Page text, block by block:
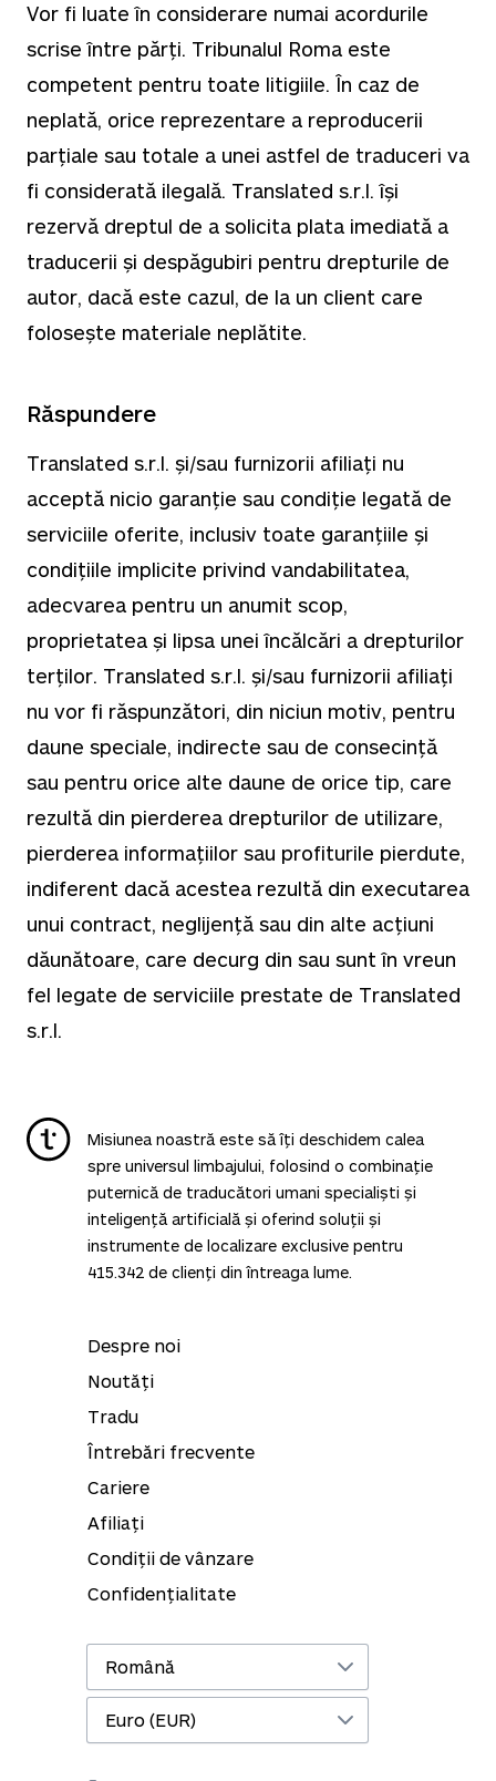
Vor fi luate în considerare numai acordurile
scrise între părți. Tribunalul Roma este
competent pentru toate litigiile. În caz de
neplată, orice reprezentare a reproducerii
parțiale sau totale a unei astfel de traduceri va
fi considerată ilegală. Translated s.r.l. își
rezervă dreptul de a solicita plata imediată a
traducerii și despăgubiri pentru drepturile de
autor, dacă este cazul, de la un client care
folosește materiale neplătite.
Răspundere
Translated s.r.l. și/sau furnizorii afiliați nu
acceptă nicio garanție sau condiție legată de
serviciile oferite, inclusiv toate garanțiile și
condițiile implicite privind vandabilitatea,
adecvarea pentru un anumit scop,
proprietatea și lipsa unei încălcări a drepturilor
terților. Translated s.r.l. și/sau furnizorii afiliați
nu vor fi răspunzători, din niciun motiv, pentru
daune speciale, indirecte sau de consecință
sau pentru orice alte daune de orice tip, care
rezultă din pierderea drepturilor de utilizare,
pierderea informațiilor sau profiturile pierdute,
indiferent dacă acestea rezultă din executarea
unui contract, neglijență sau din alte acțiuni
dăunătoare, care decurg din sau sunt în vreun
fel legate de serviciile prestate de Translated
s.r.l.
Misiunea noastră este să îți deschidem calea
spre universul limbajului, folosind o combinație
puternică de traducători umani specialiști și
inteligență artificială și oferind soluții și
instrumente de localizare exclusive pentru
415.342 de clienți din întreaga lume.
Despre noi
Noutăți
Tradu
Întrebări frecvente
Cariere
Afiliați
Condiții de vânzare
Confidențialitate